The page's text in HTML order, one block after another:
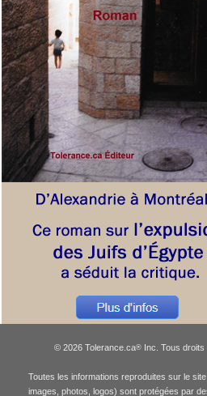
© 2026 Tolerance.ca®Inc. Tous droits
Toutes les informations reproduites sur le
images, photos, logos) sont protégées par